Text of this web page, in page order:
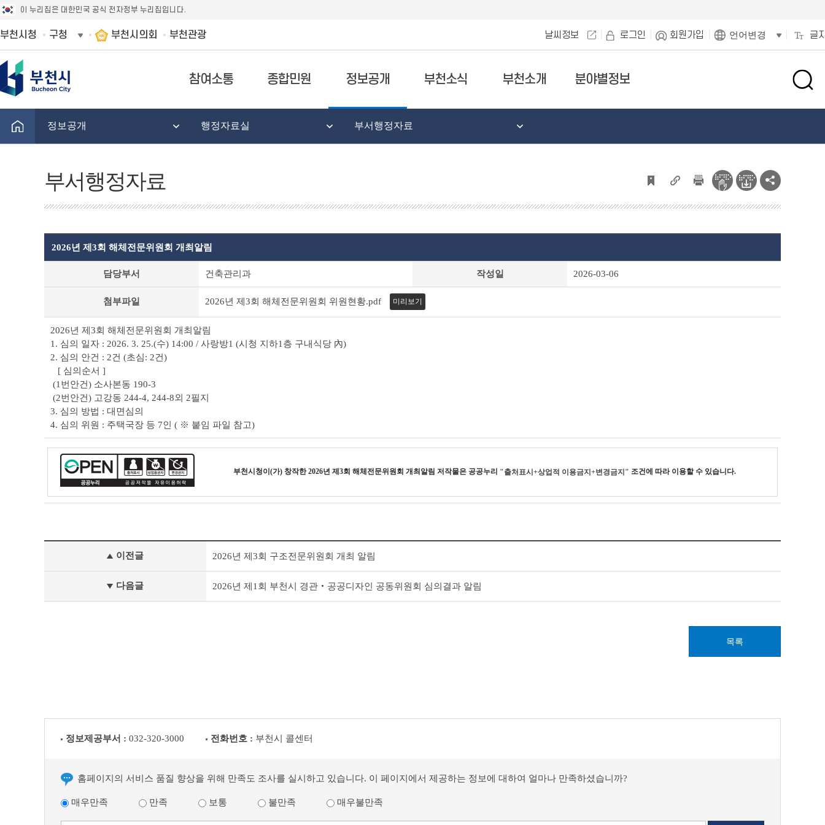
이 누리집은 대한민국 공식 전자정부 누리집입니다.
부천시청 구청 부천시의회 부천관광 날씨정보 로그인 회원가입 언어변경 글
참여소통 종합민원 정보공개 부천소식 부천소개 분야별정보
검
창
정보공개 행정자료실 부서행정자료
부서행정자료
료
세
조
테
이
블
2026년 제3회 해체전문위원회 개최알림
담당부서 건축관리과 작성일 2026-03-06
첨부파일 2026년 제3회 해체전문위원회 위원현황.pdf 미리보기
2026년 제3회 해체전문위원회 개최알림
1. 심의 일자 : 2026. 3. 25.(수) 14:00 / 사랑방1 (시청 지하1층 구내식당 內)
2. 심의 안건 : 2건 (초심: 2건)
[ 심의순서 ]
(1번안건) 소사본동 190-3
(2번안건) 고강동 244-4, 244-8외 2필지
3. 심의 방법 : 대면심의
4. 심의 위원 : 주택국장 등 7인 ( ※ 붙임 파일 참고)
부천시청이(가) 창작한2026년 제3회 해체전문위원회 개최알림 저작물은 공공누리 "출처표시+상업적 이용금지+변경금지" 조건에 따라 이용할 수 있습니다.
행
료
이전글 2026년 제3회 구조전문위원회 개최 알림
다음글 2026년 제1회 부천시 경관‧공공디자인 공동위원회 심의결과 알림
목록
정보제공부서 : 032-320-3000 전화번호 : 부천시 콜센터
홈페이지의 서비스 품질 향상을 위해 만족도 조사를 실시하고 있습니다. 이 페이지에서 제공하는 정보에 대하여 얼마나 만족하셨습니까?
매우만족 만족 보통 불만족 매우불만족